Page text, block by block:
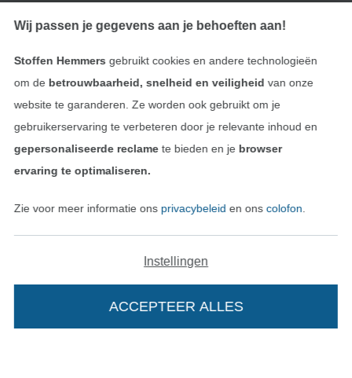
In je winkelwagen
Deutsch
Nederlands
Wissel naar deFrançais
Wissel naar de
Wij passen je gegevens aan je behoeften aan!
Stoffen Hemmers gebruikt cookies en andere technologieën
om de betrouwbaarheid, snelheid en veiligheid van onze
website te garanderen. Ze worden ook gebruikt om je
gebruikerservaring te verbeteren door je relevante inhoud en
gepersonaliseerde reclamete bieden en je browser
ervaring te optimaliseren.
Zie voor meer informatie ons privacybeleid en ons colofon
Instellingen
ACCEPTEER ALLES